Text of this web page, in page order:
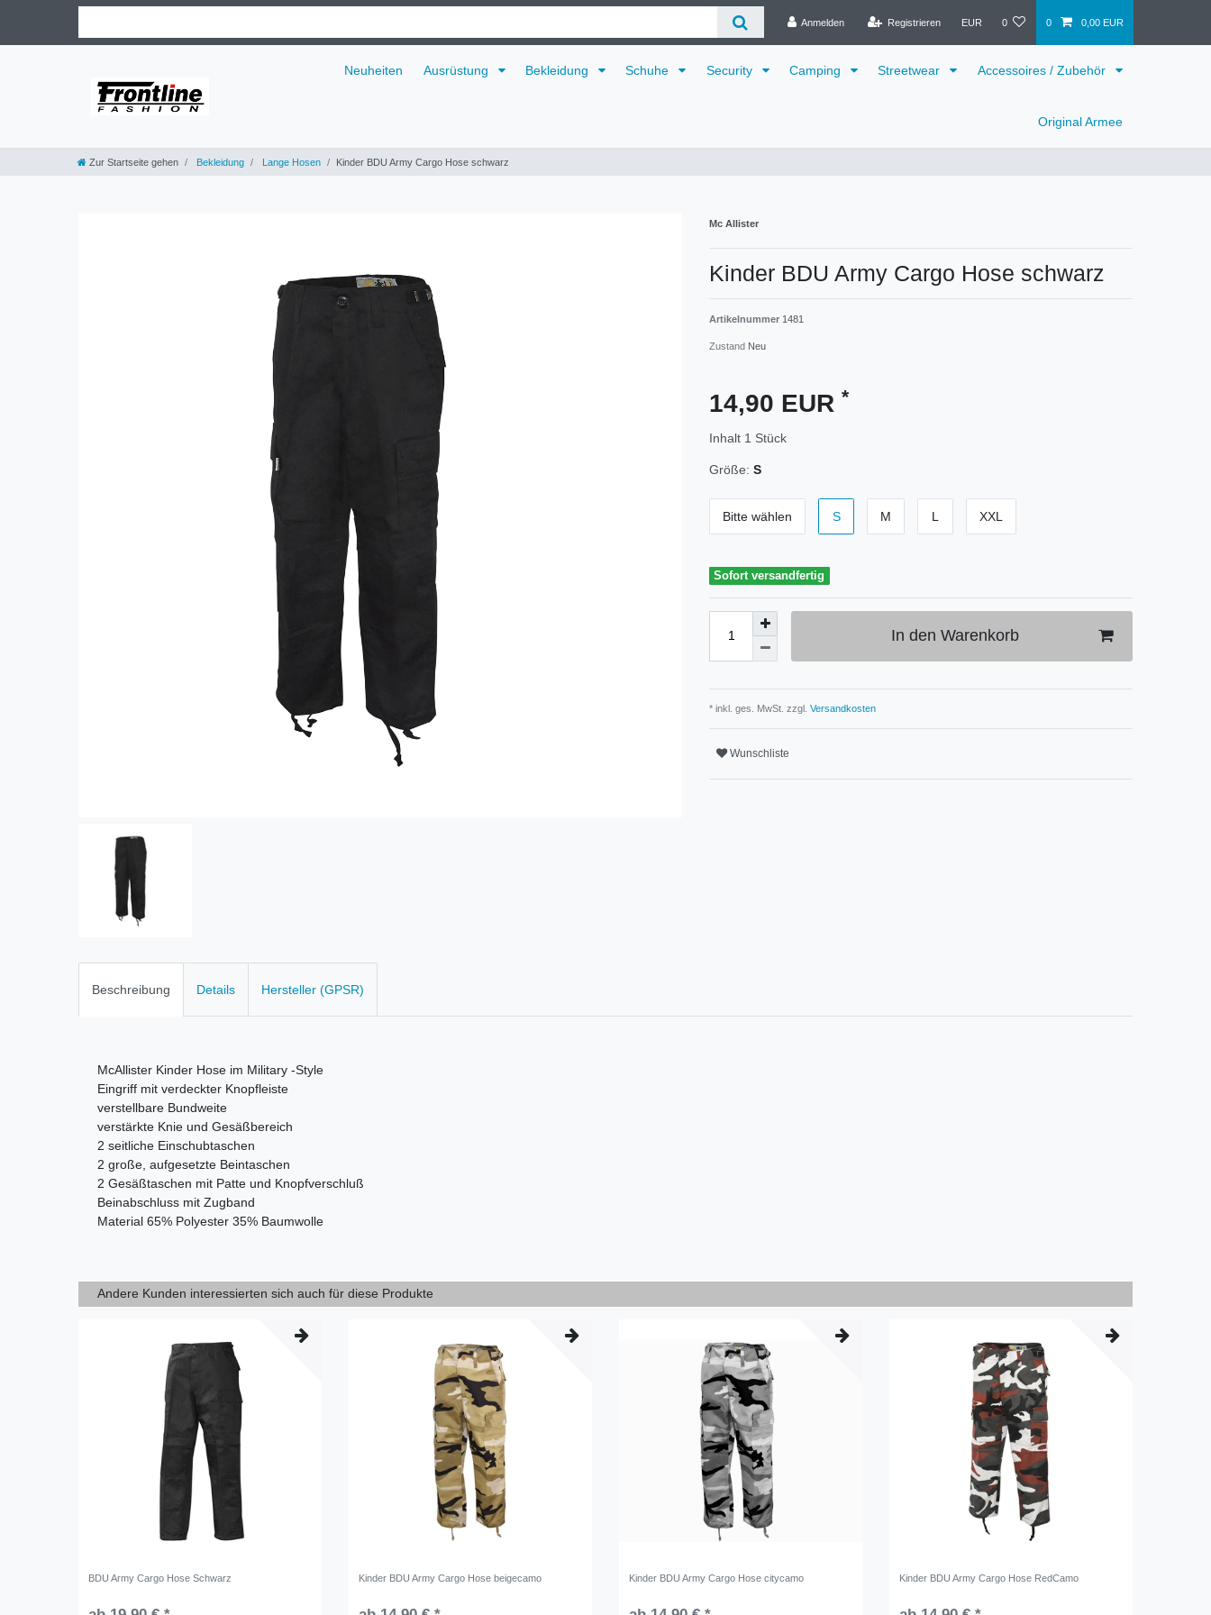
Anmelden Registrieren EUR 0 0 0,00 EUR
Neuheiten Ausrüstung Bekleidung Schuhe Security Camping Streetwear Accessoires / Zubehör
Original Armee
Zur Startseite gehen Bekleidung Lange Hosen Kinder BDU Army Cargo Hose schwarz
Mc Allister
Kinder BDU Army Cargo Hose schwarz
Artikelnummer 1481
Zustand Neu
14,90 EUR *
Inhalt 1 Stück
Größe: S
Bitte wählen S M L XXL
Sofort versandfertig
In den Warenkorb
* inkl. ges. MwSt. zzgl. Versandkosten
Wunschliste
Beschreibung Details Hersteller (GPSR)
McAllister Kinder Hose im Military -Style
Eingriff mit verdeckter Knopfleiste
verstellbare Bundweite
verstärkte Knie und Gesäßbereich
2 seitliche Einschubtaschen
2 große, aufgesetzte Beintaschen
2 Gesäßtaschen mit Patte und Knopfverschluß
Beinabschluss mit Zugband
Material 65% Polyester 35% Baumwolle
Andere Kunden interessierten sich auch für diese Produkte
BDU Army Cargo Hose Schwarz Kinder BDU Army Cargo Hose beigecamo Kinder BDU Army Cargo Hose citycamo Kinder BDU Army Cargo Hose RedCamo